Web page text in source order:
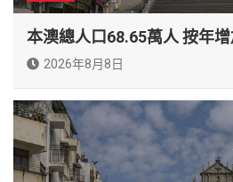
本澳總人口68.65萬人 按年
2026年8月8日